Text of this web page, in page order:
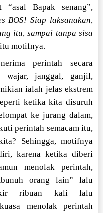
“asal Bapak senang”,
BOS! Siap laksanakan,
itu, sampai tanpa sisa
motifnya.
perintah secara
wajar, janggal, ganjil,
ialah jelas ekstrem
ketika kita disuruh
ke jurang dalam,
perintah semacam itu,
Sehingga, motifnya
karena ketika diberi
menolak perintah,
orang lain” lalu
ribuan kali lalu
menolak perintah